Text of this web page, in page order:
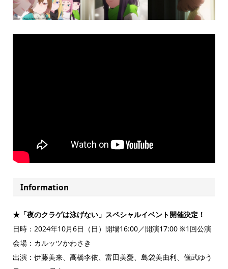
Information
★「夜のクラゲは泳げない」スペシャルイベント開催決定！
日時：2024年10月6日（日）開場16:00／開演17:00 ※1回公演
会場：カルッツかわさき
出演：伊藤美来、高橋李依、富田美憂、島袋美由利、儀武ゆう